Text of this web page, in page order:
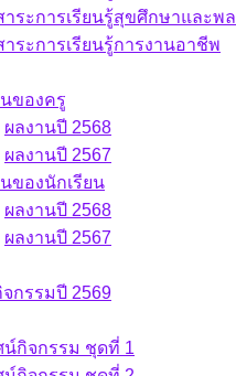
าระการเรียนรู้สุขศึกษาและพ
ระการเรียนรู้การงานอาชีพ
ของครู
ผลงานปี 2568
ผลงานปี 2567
ของนักเรียน
ผลงานปี 2568
ผลงานปี 2567
กรรมปี 2569
กิจกรรม ชุดที่ 1